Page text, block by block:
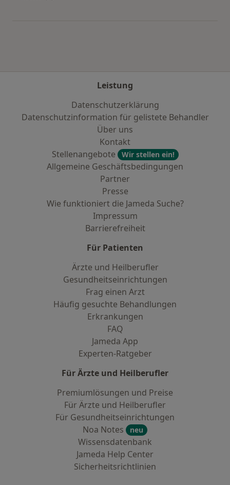
Leistung
Datenschutzerklärung
Datenschutzinformation für gelistete Behandler
Über uns
Kontakt
Stellenangebote
Wir stellen ein!
Allgemeine Geschäftsbedingungen
Partner
Presse
Wie funktioniert die Jameda Suche?
Impressum
Barrierefreiheit
Für Patienten
Ärzte und Heilberufler
Gesundheitseinrichtungen
Frag einen Arzt
Häufig gesuchte Behandlungen
Erkrankungen
FAQ
Jameda App
Experten-Ratgeber
Für Ärzte und Heilberufler
Premiumlösungen und Preise
Für Ärzte und Heilberufler
Für Gesundheitseinrichtungen
Noa Notes
neu
Wissensdatenbank
Jameda Help Center
Sicherheitsrichtlinien